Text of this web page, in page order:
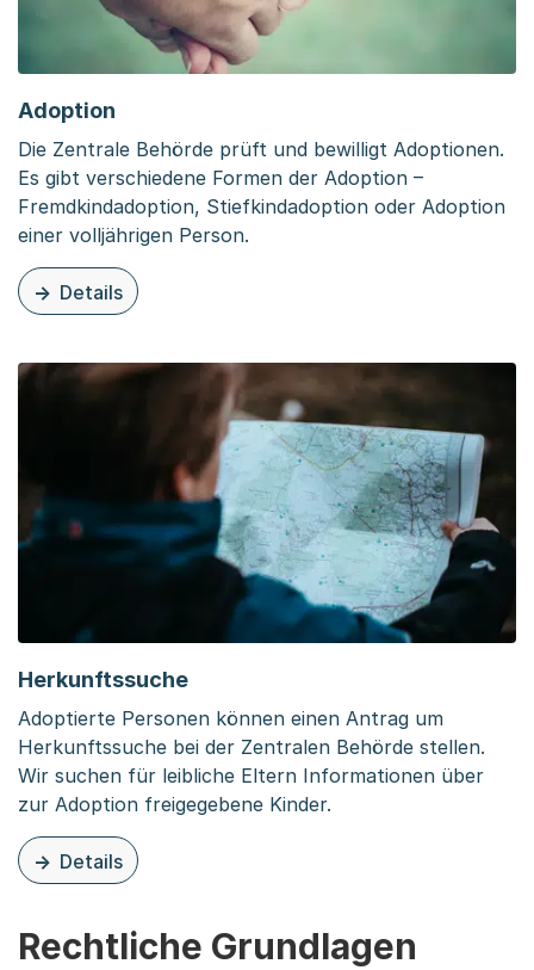
Adoption
Die Zentrale Behörde prüft und bewilligt Adoptionen.
Es gibt verschiedene Formen der Adoption –
Fremdkindadoption, Stiefkindadoption oder Adoption
einer volljährigen Person.
Details
zu dieser Organisationsseite: Adoption
Herkunftssuche
Adoptierte Personen können einen Antrag um
Herkunftssuche bei der Zentralen Behörde stellen.
Wir suchen für leibliche Eltern Informationen über
zur Adoption freigegebene Kinder.
Details
zu dieser Organisationsseite: Herkunftssuche
Rechtliche Grundlagen